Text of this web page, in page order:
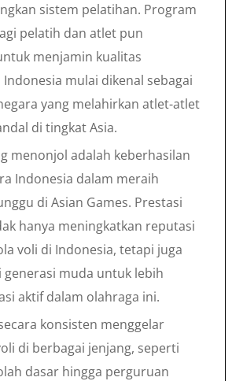
sistem pelatihan. Program
pelatih dan atlet pun
menjamin kualitas
mulai dikenal sebagai
yang melahirkan atlet-atlet
di tingkat Asia.
menonjol adalah keberhasilan
Indonesia dalam meraih
di Asian Games. Prestasi
hanya meningkatkan reputasi
voli di Indonesia, tetapi juga
generasi muda untuk lebih
aktif dalam olahraga ini.
konsisten menggelar
di berbagai jenjang, seperti
dasar hingga perguruan